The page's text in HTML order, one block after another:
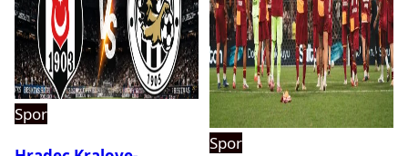
Spor
Spor